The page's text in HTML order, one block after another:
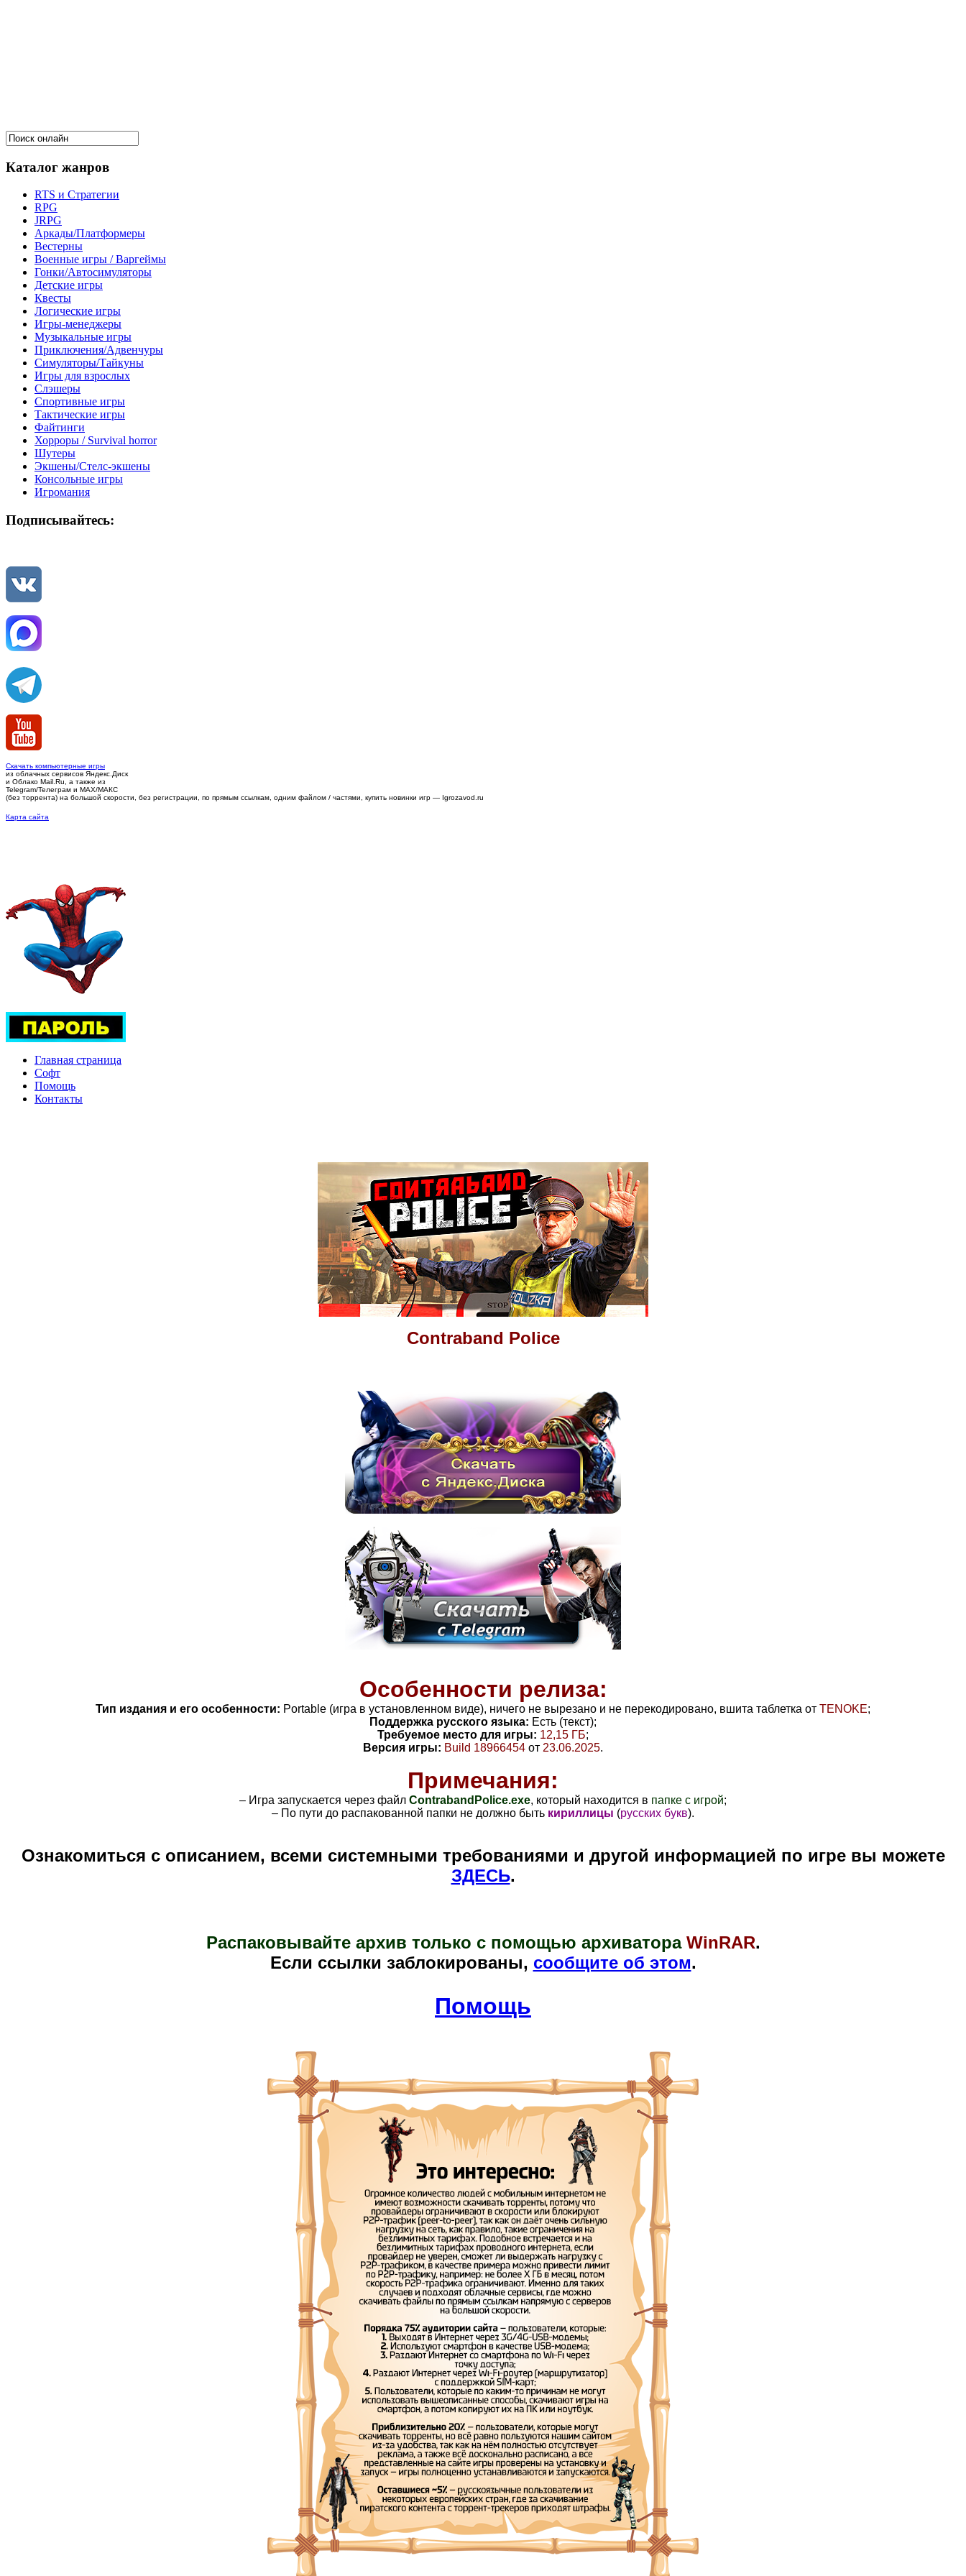
Каталог жанров
RTS и Стратегии
RPG
JRPG
Аркады/Платформеры
Вестерны
Военные игры / Варгеймы
Гонки/Автосимуляторы
Детские игры
Квесты
Логические игры
Игры-менеджеры
Музыкальные игры
Приключения/Адвенчуры
Симуляторы/Тайкуны
Игры для взрослых
Слэшеры
Спортивные игры
Тактические игры
Файтинги
Хорроры / Survival horror
Шутеры
Экшены/Стелс-экшены
Консольные игры
Игромания
Подписывайтесь:
Скачать компьютерные игры
из облачных сервисов Яндекс.Диск
и Облако Mail.Ru, а также из
Telegram/Телеграм и MAX/МАКС
(без торрента) на большой скорости, без регистрации, по прямым ссылкам, одним файлом / частями, купить новинки игр — Igrozavod.ru
Карта сайта
Главная страница
Софт
Помощь
Контакты
Contraband Police
Особенности релиза:
Тип издания и его особенности: Portable (игра в установленном виде), ничего не вырезано и не перекодировано, вшита таблетка от TENOKE;
Поддержка русского языка: Есть (текст);
Требуемое место для игры: 12,15 ГБ;
Версия игры: Build 18966454 от 23.06.2025.
Примечания:
– Игра запускается через файл ContrabandPolice.exe, который находится в папке с игрой;
– По пути до распакованной папки не должно быть кириллицы (русских букв).
Ознакомиться с описанием, всеми системными требованиями и другой информацией по игре вы можете
ЗДЕСЬ.
Распаковывайте архив только с помощью архиватора WinRAR.
Если ссылки заблокированы, сообщите об этом.
Помощь